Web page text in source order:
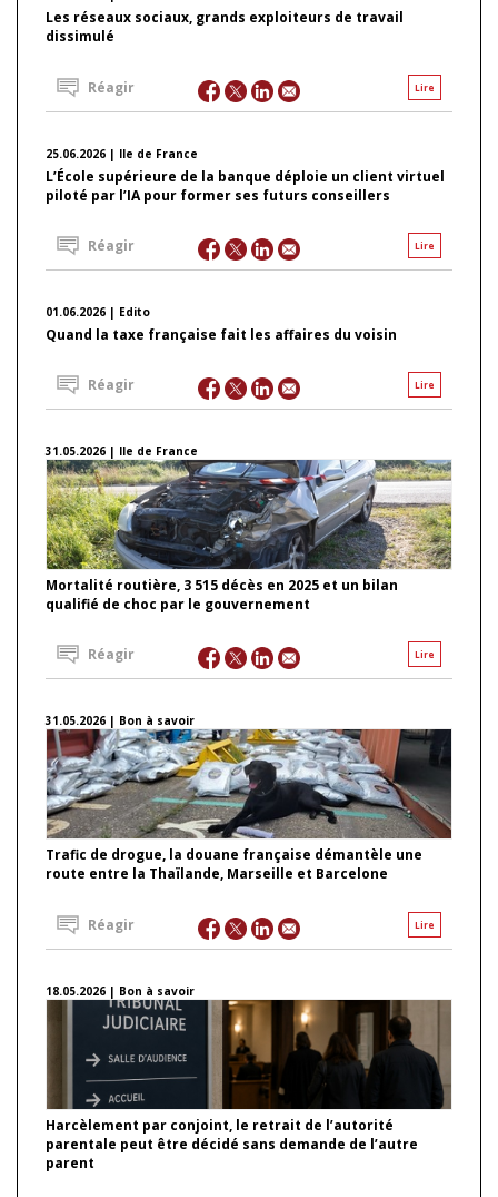
Les réseaux sociaux, grands exploiteurs de travail
dissimulé
Lire
Réagir
25.06.2026 | Ile de France
L’École supérieure de la banque déploie un client virtuel
piloté par l’IA pour former ses futurs conseillers
Lire
Réagir
01.06.2026 | Edito
Quand la taxe française fait les affaires du voisin
Lire
Réagir
31.05.2026 | Ile de France
Mortalité routière, 3 515 décès en 2025 et un bilan
qualifié de choc par le gouvernement
Lire
Réagir
31.05.2026 | Bon à savoir
Trafic de drogue, la douane française démantèle une
route entre la Thaïlande, Marseille et Barcelone
Lire
Réagir
18.05.2026 | Bon à savoir
Harcèlement par conjoint, le retrait de l’autorité
parentale peut être décidé sans demande de l’autre
parent